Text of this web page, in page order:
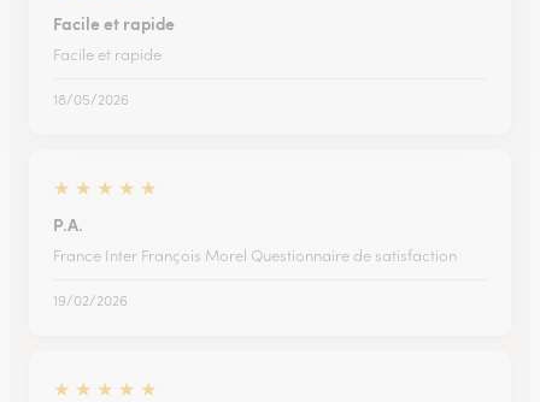
Facile et rapide
Facile et rapide
18/05/2026
★ ★ ★ ★ ★
P.A.
France Inter François Morel Questionnaire de satisfaction
19/02/2026
★ ★ ★ ★ ★